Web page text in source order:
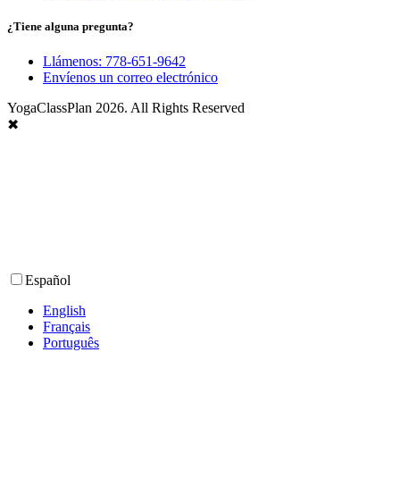
¿Tiene alguna pregunta?
Llámenos: 778-651-9642
Envíenos un correo electrónico
YogaClassPlan 2026. All Rights Reserved
✖
Español
English
Français
Português